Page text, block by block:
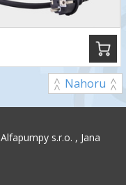
Nahoru
Alfapumpy s.r.o. , Jana